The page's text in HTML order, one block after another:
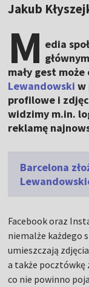
Jakub
M edia
mały gest
Lewandowski w
profilowe i
widzimy m.in.
reklamę
Barcelona
Facebook oraz
niemalże każdego
umieszczają
a także pocztówkę
co nie powinno